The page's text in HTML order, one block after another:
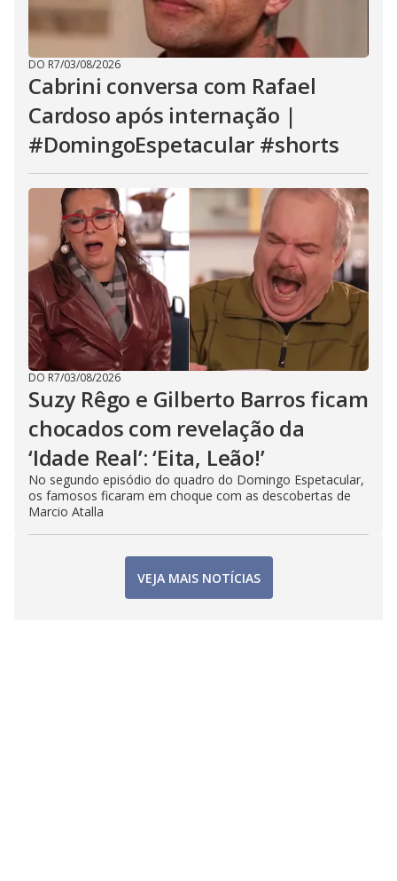
DO R7/03/08/2026
Cabrini conversa com Rafael
Cardoso após internação |
#DomingoEspetacular #shorts
DO R7/03/08/2026
Suzy Rêgo e Gilberto Barros ficam
chocados com revelação da
‘Idade Real’: ‘Eita, Leão!’
No segundo episódio do quadro do Domingo Espetacular,
os famosos ficaram em choque com as descobertas de
Marcio Atalla
VEJA MAIS NOTÍCIAS